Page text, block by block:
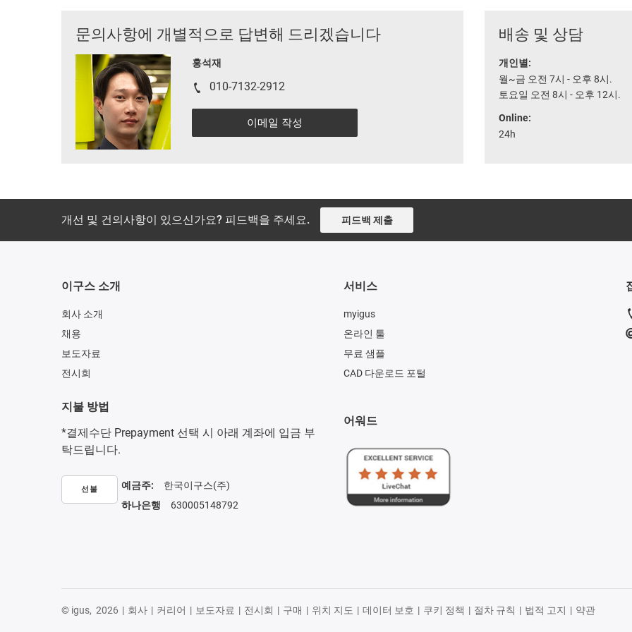
문의사항에 개별적으로 답변해 드리겠습니다
홍석재
010-7132-2912
이메일 작성
배송 및 상담
개인별:
월~금 오전 7시 - 오후 8시.
토요일 오전 8시 - 오후 12시.
Online:
24h
개선 및 건의사항이 있으신가요? 피드백을 주세요. 피드백 제출
이구스 소개
회사 소개
채용
보도자료
전시회
서비스
myigus
온라인 툴
무료 샘플
CAD 다운로드 포털
지불 방법
*결제수단 Prepayment 선택 시 아래 계좌에 입금 부
탁드립니다.
선불 예금주: 한국이구스(주)
하나은행 630005148792
어워드
© igus, 2026 | 회사 | 커리어 | 보도자료 | 전시회 | 구매 | 위치 지도 | 데이터 보호 | 쿠키 정책 | 절차 규칙 | 법적 고지 | 약관